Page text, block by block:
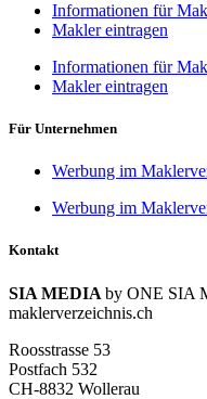
Informationen für
Makler eintragen
Informationen für
Makler eintragen
Für Unternehmen
Werbung im
Werbung im
Kontakt
SIA MEDIA by ONE SIA
maklerverzeichnis.ch
Roosstrasse 53
Postfach 532
CH-8832 Wollerau